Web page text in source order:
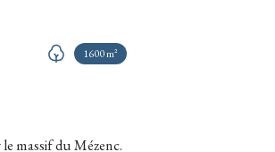
1600 m²
massif du Mézenc.